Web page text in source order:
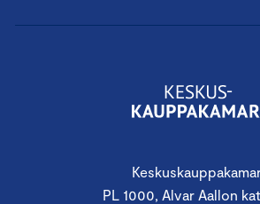
PL 1000, Alvar Aallon